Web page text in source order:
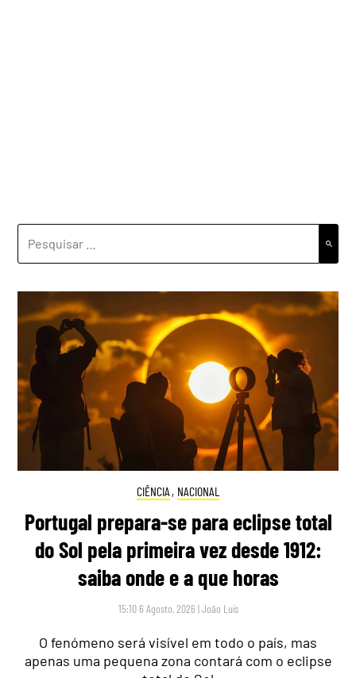
CIÊNCIA , NACIONAL
Portugal prepara-se para eclipse total
do Sol pela primeira vez desde 1912:
saiba onde e a que horas
15:10 6 Agosto, 2026 |João Luís
O fenómeno será visível em todo o país, mas
apenas uma pequena zona contará com o eclipse